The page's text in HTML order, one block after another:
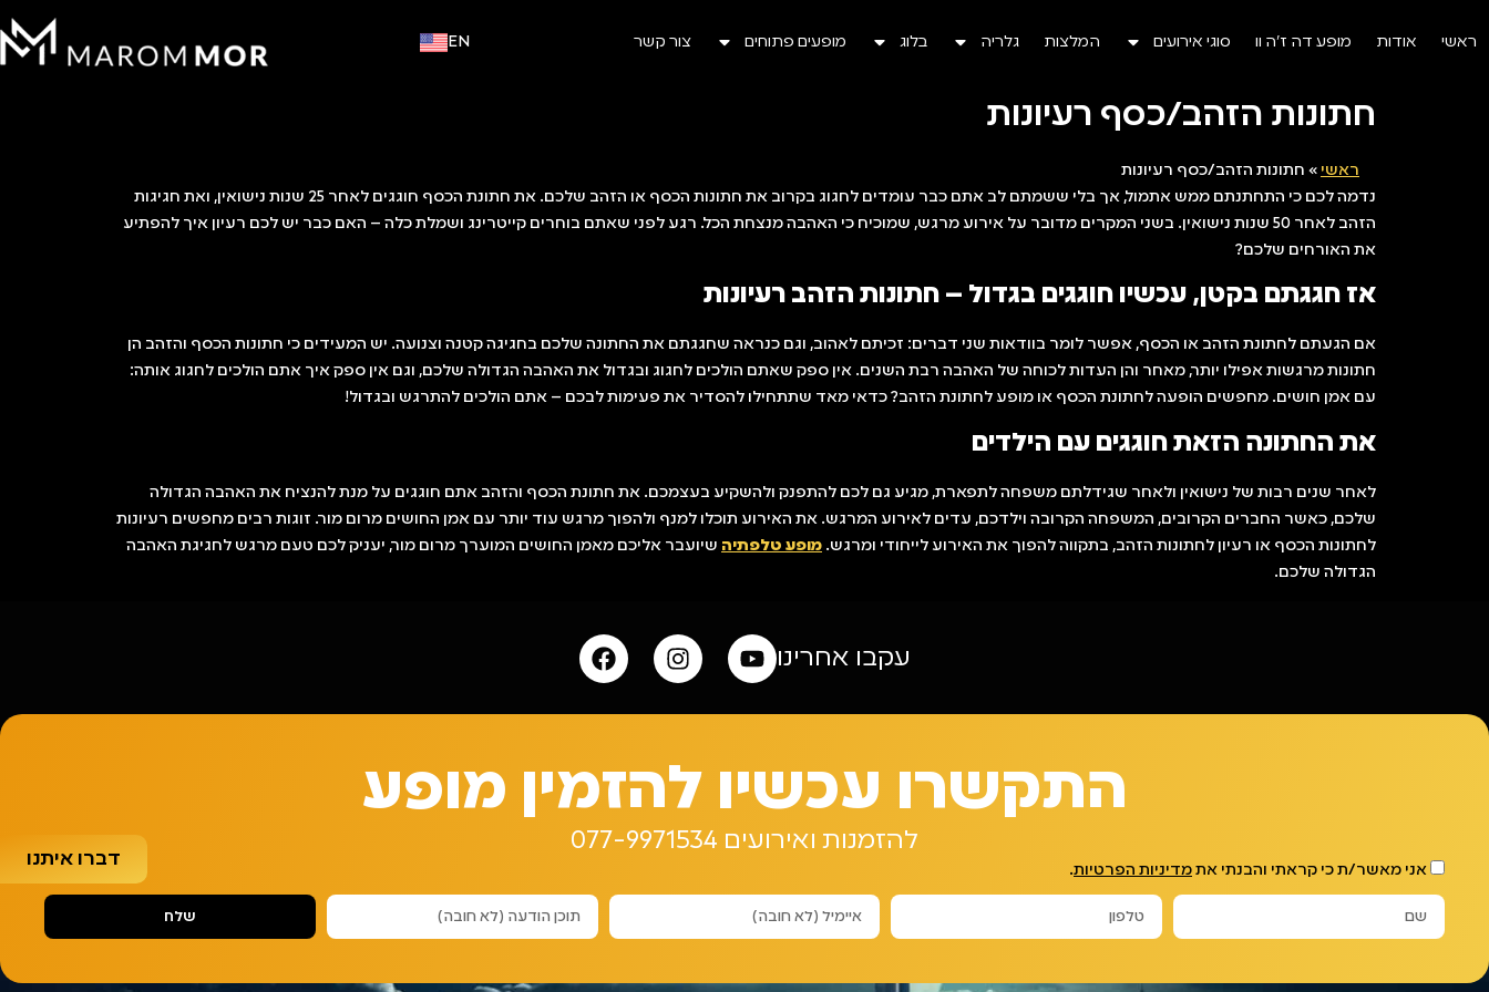
ראשי אודות מופע דה ז’ה וו סוגי אירועים המלצות גלריה בלוג מופעים פתוחים צור קשר EN
חתונות הזהב/כסף רעיונות
ראשי » חתונות הזהב/כסף רעיונות
נדמה לכם כי התחתנתם ממש אתמול, אך בלי ששמתם לב אתם כבר עומדים לחגוג בקרוב את חתונות הכסף או הזהב שלכם. את חתונת הכסף חוגגים לאחר 25 שנות נישואין, ואת חגיגות
הזהב לאחר 50 שנות נישואין. בשני המקרים מדובר על אירוע מרגש, שמוכיח כי האהבה מנצחת הכל. רגע לפני שאתם בוחרים קייטרינג ושמלת כלה – האם כבר יש לכם רעיון איך להפתיע
את האורחים שלכם?
אז חגגתם בקטן, עכשיו חוגגים בגדול – חתונות הזהב רעיונות
אם הגעתם לחתונת הזהב או הכסף, אפשר לומר בוודאות שני דברים: זכיתם לאהוב, וגם כנראה שחגגתם את החתונה שלכם בחגיגה קטנה וצנועה. יש המעידים כי חתונות הכסף והזהב הן
חתונות מרגשות אפילו יותר, מאחר והן העדות לכוחה של האהבה רבת השנים. אין ספק שאתם הולכים לחגוג ובגדול את האהבה הגדולה שלכם, וגם אין ספק איך אתם הולכים לחגוג אותה:
עם אמן חושים. מחפשים הופעה לחתונת הכסף או מופע לחתונת הזהב? כדאי מאד שתתחילו להסדיר את פעימות לבכם – אתם הולכים להתרגש ובגדול!
את החתונה הזאת חוגגים עם הילדים
לאחר שנים רבות של נישואין ולאחר שגידלתם משפחה לתפארת, מגיע גם לכם להתפנק ולהשקיע בעצמכם. את חתונת הכסף והזהב אתם חוגגים על מנת להנציח את האהבה הגדולה
שלכם, כאשר החברים הקרובים, המשפחה הקרובה וילדכם, עדים לאירוע המרגש. את האירוע תוכלו למנף ולהפוך מרגש עוד יותר עם אמן החושים מרום מור. זוגות רבים מחפשים רעיונות
לחתונות הכסף או רעיון לחתונות הזהב, בתקווה להפוך את האירוע לייחודי ומרגש. מופע טלפתיה שיועבר אליכם מאמן החושים המוערך מרום מור, יעניק לכם טעם מרגש לחגיגת האהבה
הגדולה שלכם.
עקבו אחרינו
התקשרו עכשיו להזמין מופע
להזמנות ואירועים 077-9971534
אני מאשר/ת כי קראתי והבנתי אתמדיניות הפרטיות.
שלח
דברו איתנו